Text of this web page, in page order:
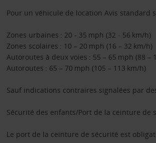
Pour un véhicule de location Avis standard
Zones urbaines : 20 - 35 mph (32 - 56 km/h)
Zones scolaires : 10 – 20 mph (16 – 32 km/h)
Autoroutes à deux voies : 55 – 65 mph (88 –
Autoroutes : 65 – 70 mph (105 – 113 km/h)
Sauf indications contraires signalées par
Sécurité des enfants/Port de la ceinture de
Le port de la ceinture de sécurité est